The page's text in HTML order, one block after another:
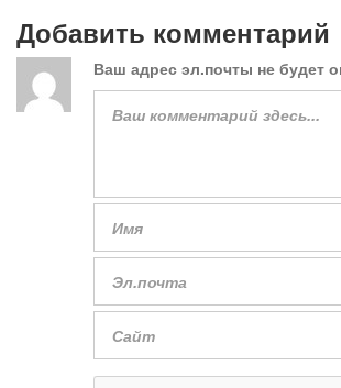
Добавить комментарий
Ваш адрес эл.почты не будет